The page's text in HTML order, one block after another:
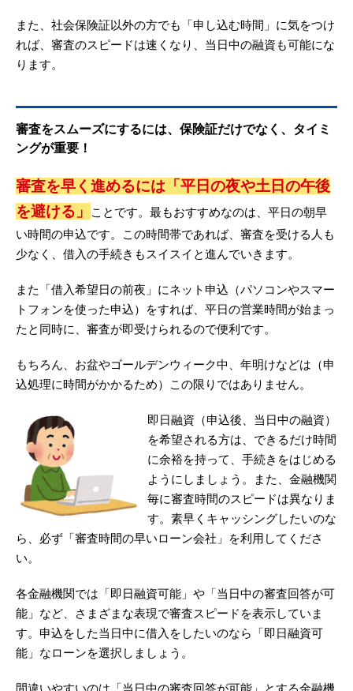
また、社会保険証以外の方でも「申し込む時間」に気をつけ
れば、審査のスピードは速くなり、当日中の融資も可能にな
ります。
審査をスムーズにするには、保険証だけでなく、タイミ
ングが重要！
審査を早く進めるには「平日の夜や土日の午後
を避ける」
ことです。最もおすすめなのは、平日の朝早
い時間の申込です。この時間帯であれば、審査を受ける人も
少なく、借入の手続きもスイスイと進んでいきます。
また「借入希望日の前夜」にネット申込（パソコンやスマー
トフォンを使った申込）をすれば、平日の営業時間が始まっ
たと同時に、審査が即受けられるので便利です。
もちろん、お盆やゴールデンウィーク中、年明けなどは（申
込処理に時間がかかるため）この限りではありません。
即日融資（申込後、当日中の融資）
を希望される方は、できるだけ時間
に余裕を持って、手続きをはじめる
ようにしましょう。また、金融機関
毎に審査時間のスピードは異なりま
す。素早くキャッシングしたいのな
ら、必ず「審査時間の早いローン会社」を利用してくださ
い。
各金融機関では「即日融資可能」や「当日中の審査回答が可
能」など、さまざまな表現で審査スピードを表示していま
す。申込をした当日中に借入をしたいのなら「即日融資可
能」なローンを選択しましょう。
間違いやすいのは「当日中の審査回答が可能」とする金融機